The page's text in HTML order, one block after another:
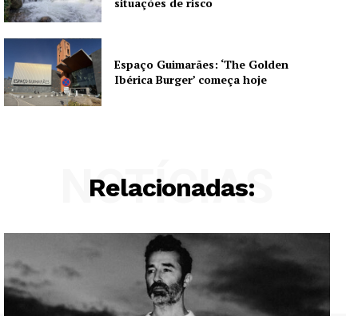
Espaço Guimarães: ‘The Golden
Ibérica Burger’ começa hoje
Relacionadas:
NOTÍCIAS